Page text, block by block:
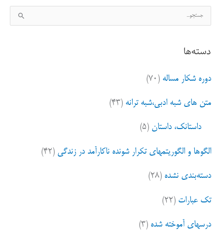
س
ج
ب
ا
دسته‌ها
دوره شکار مساله (۷۰)
متن های شبه ادبی،شبه ترانه (۴۳)
داستانک، داستان (۵)
الگوها و الگوریتمهای تکرار شونده ناکارآمد در زندگی (۴۲)
دسته‌بندی نشده (۲۸)
تک عبارات (۲۲)
درسهای آموخته شده (۳)